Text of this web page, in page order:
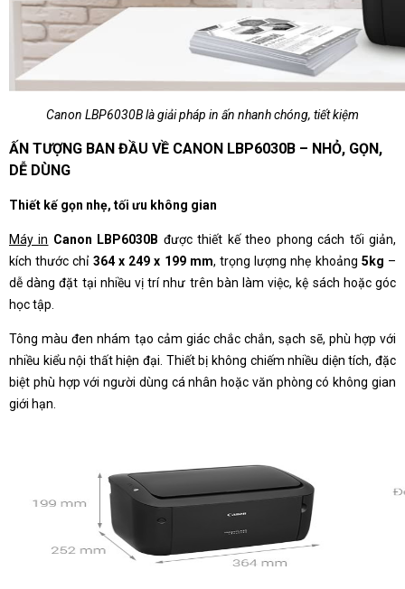
Canon LBP6030B là giải pháp in ấn nhanh chóng, tiết kiệm
ẤN TƯỢNG BAN ĐẦU VỀ CANON LBP6030B – NHỎ, GỌN,
DỄ DÙNG
Thiết kế gọn nhẹ, tối ưu không gian
Máy in Canon LBP6030B được thiết kế theo phong cách tối giản,
kích thước chỉ 364 x 249 x 199 mm, trọng lượng nhẹ khoảng 5kg –
dễ dàng đặt tại nhiều vị trí như trên bàn làm việc, kệ sách hoặc góc
học tập.
Tông màu đen nhám tạo cảm giác chắc chắn, sạch sẽ, phù hợp với
nhiều kiểu nội thất hiện đại. Thiết bị không chiếm nhiều diện tích, đặc
biệt phù hợp với người dùng cá nhân hoặc văn phòng có không gian
giới hạn.